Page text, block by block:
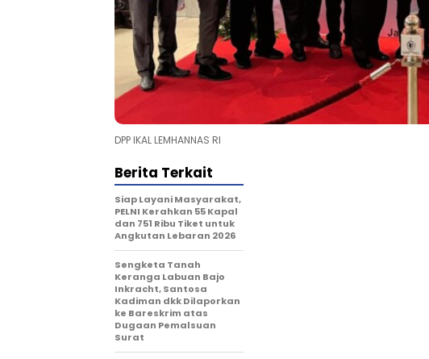
DPP IKAL LEMHANNAS RI
Berita Terkait
Siap Layani Masyarakat,
PELNI Kerahkan 55 Kapal
dan 751 Ribu Tiket untuk
Angkutan Lebaran 2026
Sengketa Tanah
Keranga Labuan Bajo
Inkracht, Santosa
Kadiman dkk Dilaporkan
ke Bareskrim atas
Dugaan Pemalsuan
Surat